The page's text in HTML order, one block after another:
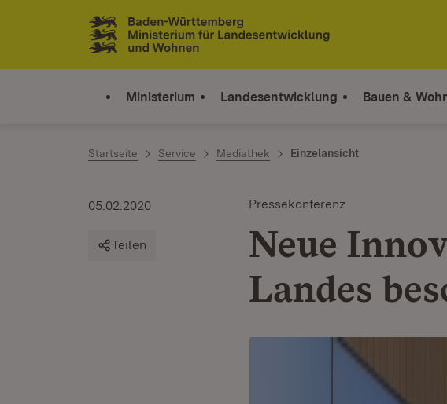
Zum Inhalt springen
Link zur Startseite
Ministerium Landesentwicklung Bauen &
Startseite Service Mediathek Einzelansicht
Pressekonferenz
Neue
Landes
05.02.2020
Teilen